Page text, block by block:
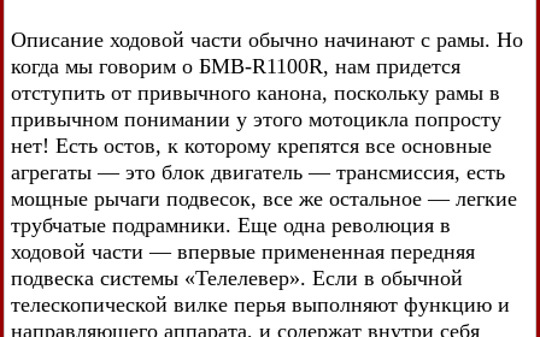
Описание ходовой части обычно начинают с рамы. Но
когда мы говорим о БМВ-R1100R, нам придется
отступить от привычного канона, поскольку рамы в
привычном понимании у этого мотоцикла попросту
нет! Есть остов, к которому крепятся все основные
агрегаты — это блок двигатель — трансмиссия, есть
мощные рычаги подвесок, все же остальное — легкие
трубчатые подрамники. Еще одна революция в
ходовой части — впервые примененная передняя
подвеска системы «Телелевер». Если в обычной
телескопической вилке перья выполняют функцию и
направляющего аппарата, и содержат внутри себя